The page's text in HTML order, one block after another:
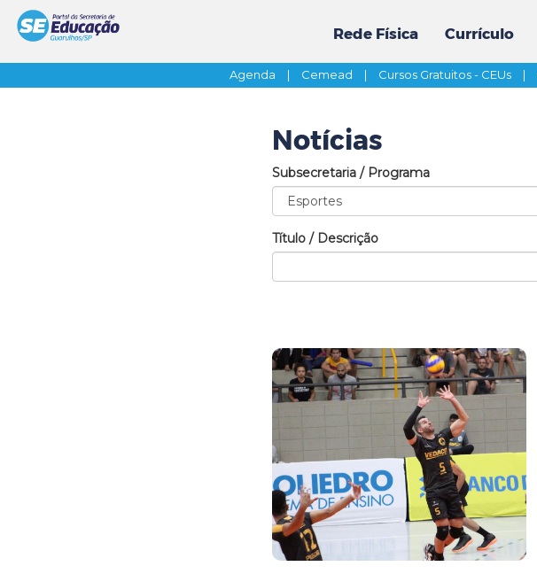
Rede Física Currículo
Agenda | Cemead | Cursos Gratuitos - CEUs |
Notícias
Subsecretaria / Programa
Título / Descrição